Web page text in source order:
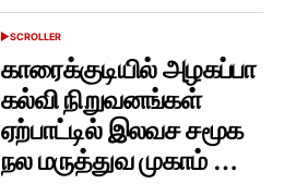
POSTED
SCROLLER
காரைக்குடியில் அழகப்பா
கல்வி நிறுவனங்கள்
ஏற்பாட்டில் இலவச சமூக
நல மருத்துவ முகாம் …